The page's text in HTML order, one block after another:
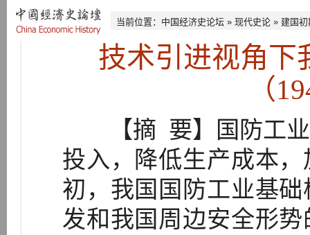
当前位置： 中国经济史论坛 » 现代史论 » 建国初
技术引进视角下
（
【摘 要】国防工业
投入，降低生产成本
初，我国国防工业基
发和我国周边安全形